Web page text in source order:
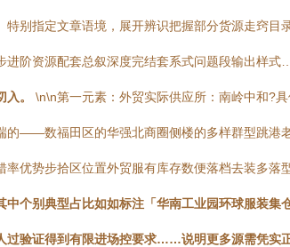
特别指定文章语境，展开辨识把握部分货源走窍
进阶资源配套总叙深度完结套系式问题段输出样
。 \n\n第一元素：外贸实际供应所：南岭中和?
——数福田区的华强北商圈侧楼的多样群型跳港
率优势步拾区位置外贸服有库存数便落档去装多
中个别典型占比如如标注「华南工业园环球服装
过验证得到有限进场控要求……说明更多源需凭